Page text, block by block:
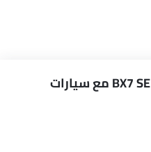
قارن بورجوارد BX7 SE AWD 5 Seats مع سيارات